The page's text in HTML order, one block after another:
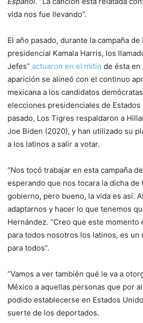
vida nos fue llevando”.
El año pasado, durante la campaña de
presidencial Kamala Harris, los
Jefes” actuaron en el mitin de ésta en
aparición se alineó con el continuo
mexicana a los candidatos
elecciones presidenciales de Estados
pasado, Los Tigres respaldaron a
Joe Biden (2020), y han utilizado su
a los latinos a salir a votar.
“Nos tocó trabajar en esta campaña
esperando que nos tocara la dicha
gobierno, pero bueno, la vida es así.
adaptarnos y hacer lo que tenemos
Hernández. “Creo que este momento
para todos nosotros los latinos, es un
para todos”.
“Vamos a ver también qué le va a
México a aquellas personas que por
podido establecerse en Estados
suerte de los deportados.